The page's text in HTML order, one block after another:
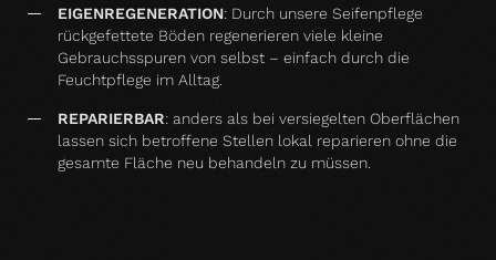
EIGENREGENERATION: Durch unsere Seifenpflege
rückgefettete Böden regenerieren viele kleine
Gebrauchsspuren von selbst – einfach durch die
Feuchtpflege im Alltag.
REPARIERBAR: anders als bei versiegelten Oberflächen
lassen sich betroffene Stellen lokal reparieren ohne die
gesamte Fläche neu behandeln zu müssen.